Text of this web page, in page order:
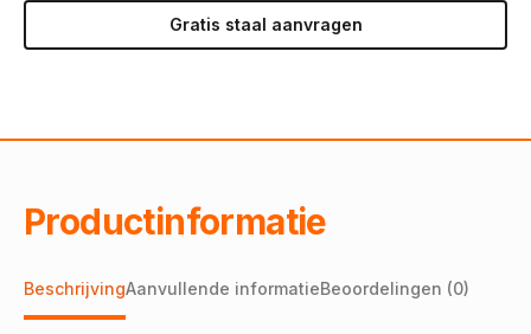
Gratis staal aanvragen
Productinformatie
BeschrijvingAanvullende informatieBeoordelingen (0)